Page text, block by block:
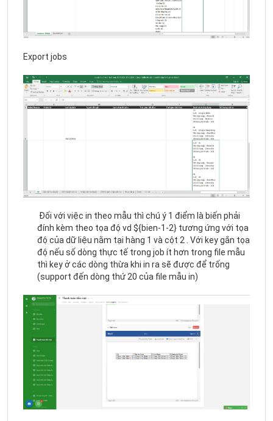
Export jobs
Đối với việc in theo mẫu thì chú ý 1 điểm là biến phải
đính kèm theo tọa độ vd ${bien-1-2} tương ứng với tọa
độ của dữ liệu nằm tại hàng 1 và cột 2 . Với key gắn tọa
độ nếu số dòng thực tế trong job ít hơn trong file mẫu
thì key ở các dòng thừa khi in ra sẽ được để trống
(support đến dòng thứ 20 của file mẫu in)